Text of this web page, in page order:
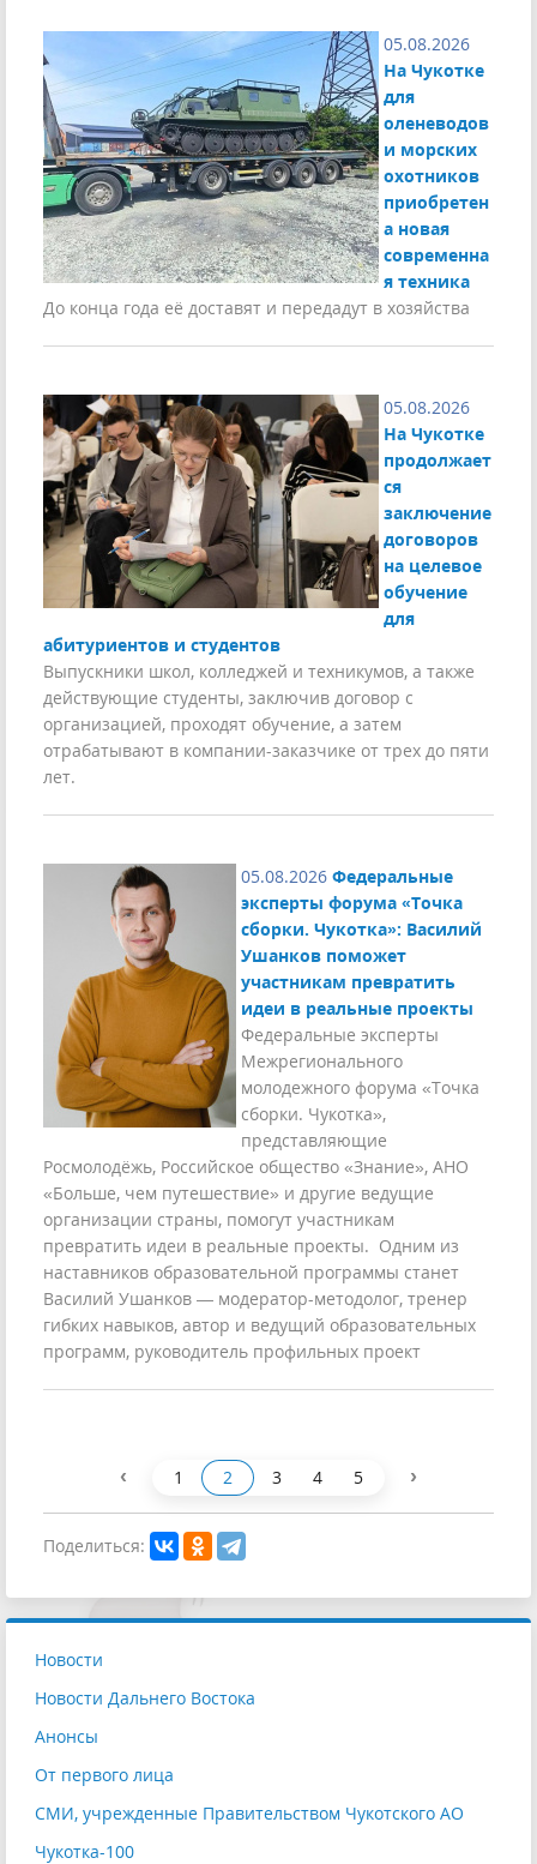
05.08.2026
На Чукотке
для
оленеводов
и морских
охотников
приобретен
а новая
современна
я техника
До конца года её доставят и передадут в хозяйства
05.08.2026
На Чукотке
продолжает
ся
заключение
договоров
на целевое
обучение
для
абитуриентов и студентов
Выпускники школ, колледжей и техникумов, а также
действующие студенты, заключив договор с
организацией, проходят обучение, а затем
отрабатывают в компании-заказчике от трех до пяти
лет.
05.08.2026 Федеральные
эксперты форума «Точка
сборки. Чукотка»: Василий
Ушанков поможет
участникам превратить
идеи в реальные проекты
Федеральные эксперты
Межрегионального
молодежного форума «Точка
сборки. Чукотка»,
представляющие
Росмолодёжь, Российское общество «Знание», АНО
«Больше, чем путешествие» и другие ведущие
организации страны, помогут участникам
превратить идеи в реальные проекты. Одним из
наставников образовательной программы станет
Василий Ушанков — модератор-методолог, тренер
гибких навыков, автор и ведущий образовательных
программ, руководитель профильных проект
‹ 1 2 3 4 5 ›
Поделиться:
Новости
Новости Дальнего Востока
Анонсы
От первого лица
СМИ, учрежденные Правительством Чукотского АО
Чукотка-100